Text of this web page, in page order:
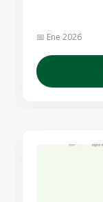
📅 Ene 2026